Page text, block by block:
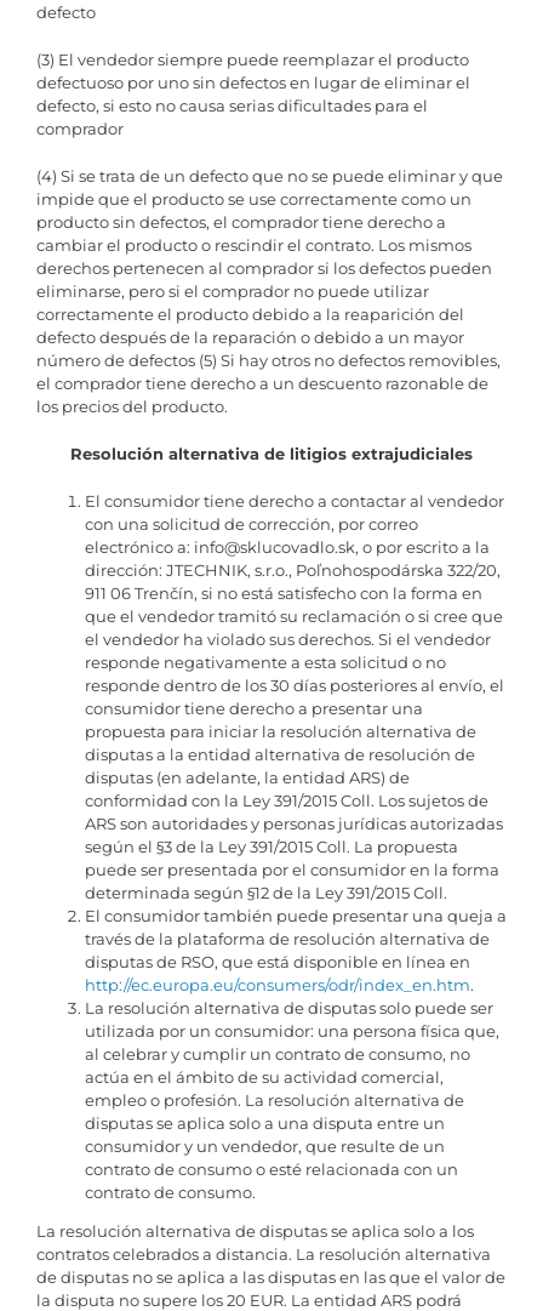
defecto
(3) El vendedor siempre puede reemplazar el producto
defectuoso por uno sin defectos en lugar de eliminar el
defecto, si esto no causa serias dificultades para el
comprador
(4) Si se trata de un defecto que no se puede eliminar y que
impide que el producto se use correctamente como un
producto sin defectos, el comprador tiene derecho a
cambiar el producto o rescindir el contrato. Los mismos
derechos pertenecen al comprador si los defectos pueden
eliminarse, pero si el comprador no puede utilizar
correctamente el producto debido a la reaparición del
defecto después de la reparación o debido a un mayor
número de defectos (5) Si hay otros no defectos removibles,
el comprador tiene derecho a un descuento razonable de
los precios del producto.
Resolución alternativa de litigios extrajudiciales
El consumidor tiene derecho a contactar al vendedor
con una solicitud de corrección, por correo
electrónico a: info@sklucovadlo.sk, o por escrito a la
dirección: JTECHNIK, s.r.o., Poľnohospodárska 322/20,
911 06 Trenčín, si no está satisfecho con la forma en
que el vendedor tramitó su reclamación o si cree que
el vendedor ha violado sus derechos. Si el vendedor
responde negativamente a esta solicitud o no
responde dentro de los 30 días posteriores al envío, el
consumidor tiene derecho a presentar una
propuesta para iniciar la resolución alternativa de
disputas a la entidad alternativa de resolución de
disputas (en adelante, la entidad ARS) de
conformidad con la Ley 391/2015 Coll. Los sujetos de
ARS son autoridades y personas jurídicas autorizadas
según el §3 de la Ley 391/2015 Coll. La propuesta
puede ser presentada por el consumidor en la forma
determinada según §12 de la Ley 391/2015 Coll.
El consumidor también puede presentar una queja a
través de la plataforma de resolución alternativa de
disputas de RSO, que está disponible en línea en
http://ec.europa.eu/consumers/odr/index_en.htm.
La resolución alternativa de disputas solo puede ser
utilizada por un consumidor: una persona física que,
al celebrar y cumplir un contrato de consumo, no
actúa en el ámbito de su actividad comercial,
empleo o profesión. La resolución alternativa de
disputas se aplica solo a una disputa entre un
consumidor y un vendedor, que resulte de un
contrato de consumo o esté relacionada con un
contrato de consumo.
La resolución alternativa de disputas se aplica solo a los
contratos celebrados a distancia. La resolución alternativa
de disputas no se aplica a las disputas en las que el valor de
la disputa no supere los 20 EUR. La entidad ARS podrá